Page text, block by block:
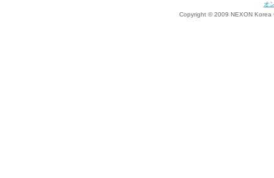
オ
Copyright © 2009 NEXON Korea